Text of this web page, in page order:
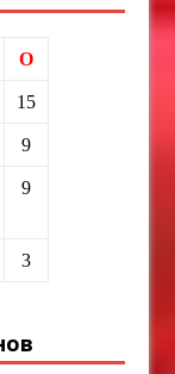
О
15
9
9
3